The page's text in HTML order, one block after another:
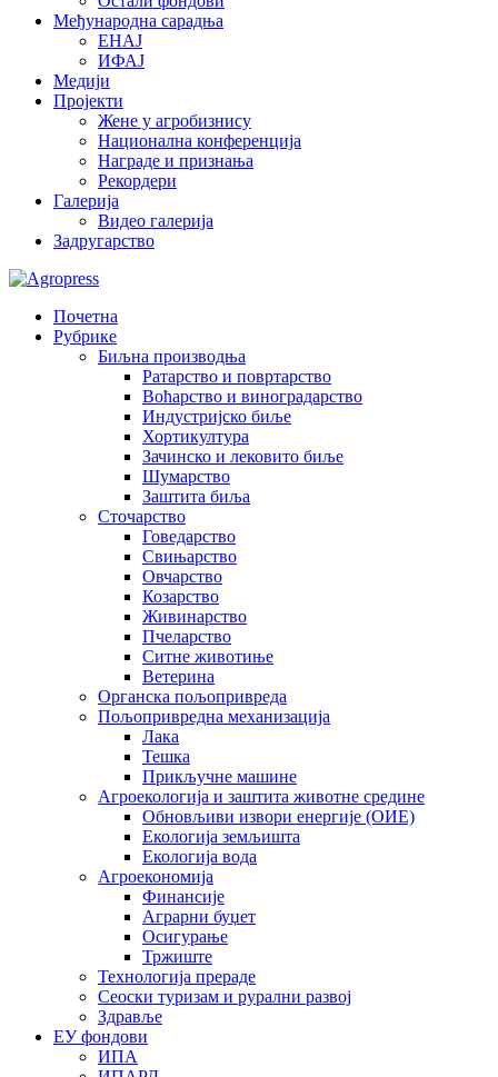
Међународна сарадња
ЕНАЈ
ИФАЈ
Медији
Пројекти
Жене у агробизнису
Национална конференција
Награде и признања
Рекордери
Галерија
Видео галерија
Задругарство
Почетна
Рубрике
Биљна производња
Ратарство и повртарство
Воћарство и виноградарство
Индустријско биље
Хортикултура
Зачинско и лековито биље
Шумарство
Заштита биља
Сточарство
Говедарство
Свињарство
Овчарство
Козарство
Живинарство
Пчеларство
Ситне животиње
Ветерина
Органска пољопривреда
Пољопривредна механизација
Лака
Тешка
Прикључне машине
Агроекологија и заштита животне средине
Обновљиви извори енергије (ОИЕ)
Екологија земљишта
Екологија вода
Агроекономија
Финансије
Аграрни буџет
Осигурање
Тржиште
Технологија прераде
Сеоски туризам и рурални развој
Здравље
ЕУ фондови
ИПА